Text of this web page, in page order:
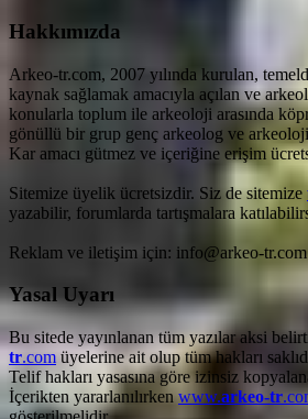
Hakkımızda
Arkeo-tr.com, 2007 yılında kurulan,
kaynak sağlamak amacıyla açılan ve
konularla toplum ile arkeoloji arasında
gönüllü bir grup genç arkeolog ve
Kar amacı gütmez ve içeriğine erişim
Sitemize üyelik ücretsizdir. Siz de sitemize
yazabilir, forumlarda tartışmalara
Reklam ve iletişim için: info@arkeo-tr.com
Yasal Uyarı
Bu sitede yayınlanan tüm yazılar aksi
tr.com üyelerine ait olup tüm hakları
Telif hakları yasasına göre izinsiz
İçerikten yararlanılırken www.arkeo-tr